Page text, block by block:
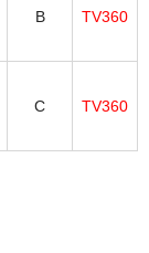
B TV360
C TV360